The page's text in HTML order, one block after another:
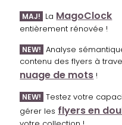
MAJ! La MagoClock
entièrement rénovée !
NEW! Analyse
contenu des flyers à
nuage de mots !
NEW! Testez votre
gérer les flyers en